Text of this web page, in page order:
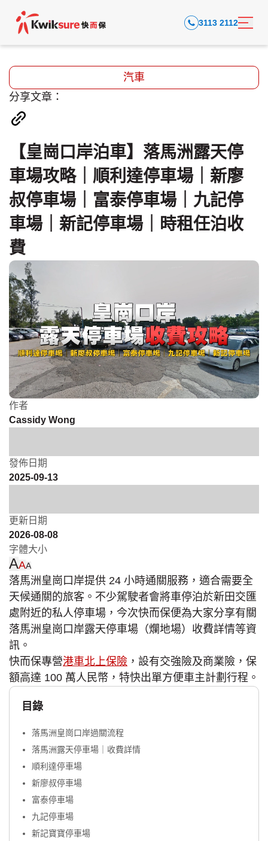
3113 2112
汽車
分享文章：
【皇崗口岸泊車】落馬洲露天停
車場攻略｜順利達停車場｜新廖
叔停車場｜富泰停車場｜九記停
車場｜新記停車場｜時租任泊收
費
作者
Cassidy Wong
發佈日期
2025-09-13
更新日期
2026-08-08
字體大小
AAA
落馬洲皇崗口岸提供 24 小時通關服務，適合需要全
天候通關的旅客。不少駕駛者會將車停泊於新田交匯
處附近的私人停車場，今次快而保便為大家分享有關
落馬洲皇崗口岸露天停車場（爛地場）收費詳情等資
訊。
快而保專營港車北上保險 ，設有交強險及商業險，保
額高達 100 萬人民幣，特快出單方便車主計劃行程。
目錄
落馬洲皇崗口岸過關流程
落馬洲露天停車場｜收費詳情
順利達停車場
新廖叔停車場
富泰停車場
九記停車場
新記寶寶停車場